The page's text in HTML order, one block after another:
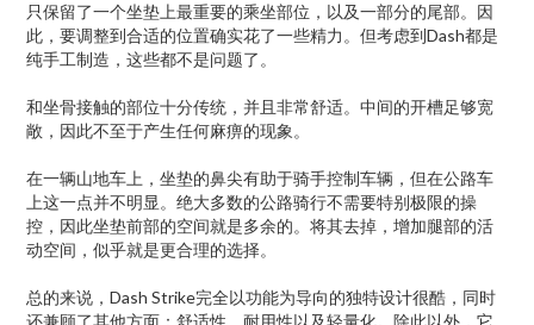
只保留了一个坐垫上最重要的乘坐部位，以及一部分的尾部。因
此，要调整到合适的位置确实花了一些精力。但考虑到Dash都是
纯手工制造，这些都不是问题了。
和坐骨接触的部位十分传统，并且非常舒适。中间的开槽足够宽
敞，因此不至于产生任何麻痹的现象。
在一辆山地车上，坐垫的鼻尖有助于骑手控制车辆，但在公路车
上这一点并不明显。绝大多数的公路骑行不需要特别极限的操
控，因此坐垫前部的空间就是多余的。将其去掉，增加腿部的活
动空间，似乎就是更合理的选择。
总的来说，Dash Strike完全以功能为导向的独特设计很酷，同时